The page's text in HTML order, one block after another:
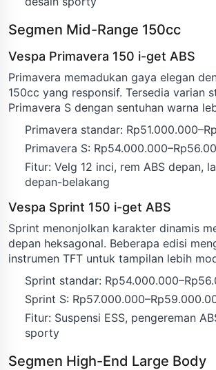
Segmen Mid-Range 150cc
Vespa Primavera 150 i-get ABS
Primavera memadukan gaya elegan
150cc yang responsif. Tersedia varian
Primavera S dengan sentuhan warna
Primavera standar:
Primavera S:
Fitur: Velg 12 inci, rem ABS depan,
depan-belakang
Vespa Sprint 150 i-get ABS
Sprint menonjolkan karakter dinamis
depan heksagonal. Beberapa edisi
instrumen TFT untuk tampilan lebih
Sprint standar:
Sprint S:
Fitur: Suspensi ESS, pengereman
sporty
Segmen High-End Large Body